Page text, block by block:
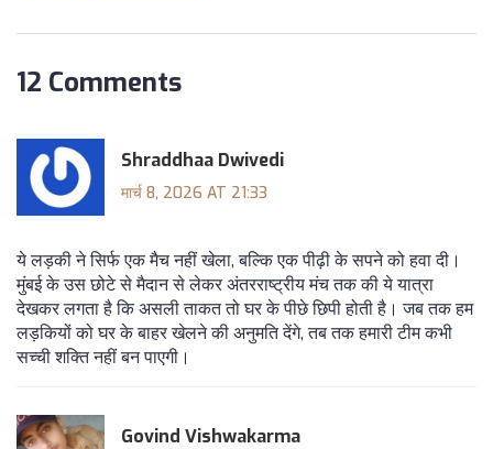
12 Comments
Shraddhaa Dwivedi
मार्च 8, 2026 AT 21:33
ये लड़की ने सिर्फ एक मैच नहीं खेला, बल्कि एक पीढ़ी के सपने को हवा दी।
मुंबई के उस छोटे से मैदान से लेकर अंतरराष्ट्रीय मंच तक की ये यात्रा
देखकर लगता है कि असली ताकत तो घर के पीछे छिपी होती है। जब तक हम
लड़कियों को घर के बाहर खेलने की अनुमति देंगे, तब तक हमारी टीम कभी
सच्ची शक्ति नहीं बन पाएगी।
Govind Vishwakarma